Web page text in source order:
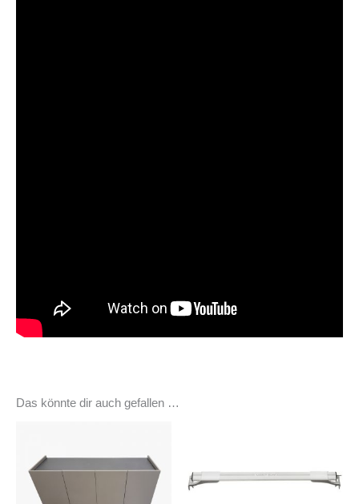
Das könnte dir auch gefallen …